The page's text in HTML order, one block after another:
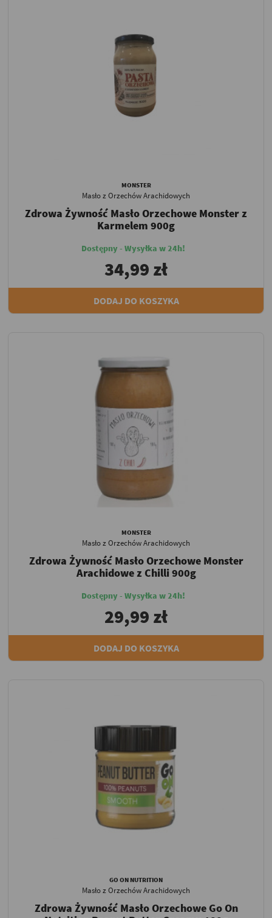
MONSTER
Masło z Orzechów Arachidowych
Zdrowa Żywność Masło Orzechowe Monster z
Karmelem 900g
Dostępny - Wysyłka w 24h!
34,99 zł
DODAJ DO KOSZYKA
MONSTER
Masło z Orzechów Arachidowych
Zdrowa Żywność Masło Orzechowe Monster
Arachidowe z Chilli 900g
Dostępny - Wysyłka w 24h!
29,99 zł
DODAJ DO KOSZYKA
GO ON NUTRITION
Masło z Orzechów Arachidowych
Zdrowa Żywność Masło Orzechowe Go On